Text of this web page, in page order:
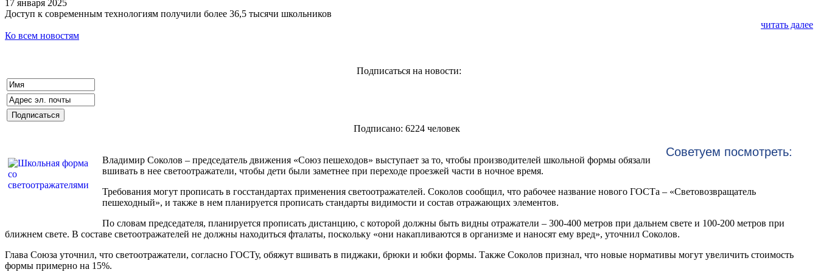
17 января 2025
Доступ к современным технологиям получили более 36,5 тысячи школьников
читать далее
Ко всем новостям
Подписаться на новости:
Подписано: 6224 человек
Советуем посмотреть:
Владимир Соколов – председатель движения «Союз пешеходов» выступает за то, чтобы производителей школьной формы обязали
вшивать в нее светоотражатели, чтобы дети были заметнее при переходе проезжей части в ночное время.
Требования могут прописать в госстандартах применения светоотражателей. Соколов сообщил, что рабочее название нового ГОСТа – «Световозвращатель
пешеходный», и также в нем планируется прописать стандарты видимости и состав отражающих элементов.
По словам председателя, планируется прописать дистанцию, с которой должны быть видны отражатели – 300-400 метров при дальнем свете и 100-200 метров при
ближнем свете. В составе светоотражателей не должны находиться фталаты, поскольку «они накапливаются в организме и наносят ему вред», уточнил Соколов.
Глава Союза уточнил, что светоотражатели, согласно ГОСТу, обяжут вшивать в пиджаки, брюки и юбки формы. Также Соколов признал, что новые нормативы могут увеличить стоимость
формы примерно на 15%.